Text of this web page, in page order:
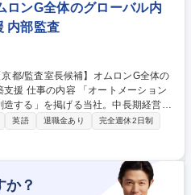
ロンG全体のグローバル内
内部監査
ション
する」を掲げる当社。中長期経営戦
対応した、グループ全社に対する内
ローバル監査
た監査品質向上と高度化・DX化 ◎
監査計画や監査報告書案のレビュー
推進プロジェクトの進捗管理 ◎J
整・交渉 ◎グローバル全社の会計デ
英語 退職金あり
完全週休2日制
か？